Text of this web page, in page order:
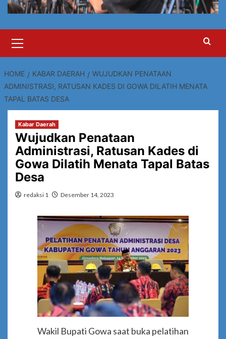
Menu
HOME KABAR DAERAH
WUJUDKAN PENATAAN
ADMINISTRASI, RATUSAN KADES DI GOWA DILATIH MENATA
TAPAL BATAS DESA
Kabar Daerah
Wujudkan Penataan
Administrasi, Ratusan Kades di
Gowa Dilatih Menata Tapal Batas
Desa
redaksi 1 Desember 14, 2023
Wakil Bupati Gowa saat buka pelatihan